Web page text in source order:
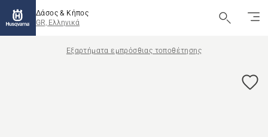
Δάσος & Κήπος
GR, Ελληνικά
Εξαρτήματα εμπρόσθιας τοποθέτησης